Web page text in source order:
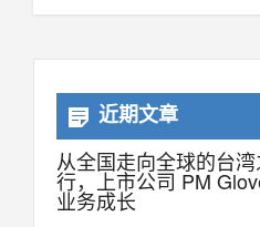
近期文章
从全国走向全球的台
行，上市公司 PM
业务成长